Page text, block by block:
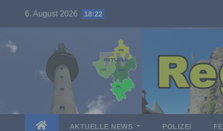
6. August 2026 18:22
AKTUELLE NEWS POLIZEI